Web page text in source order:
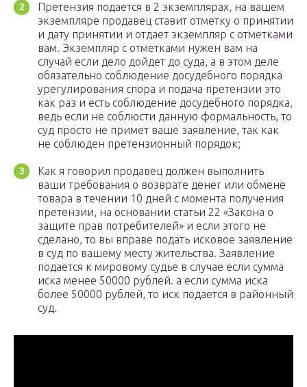
Претензия подается в 2 экземплярах, на вашем
экземпляре продавец ставит отметку о принятии
и дату принятии и отдает экземпляр с отметками
вам. Экземпляр с отметками нужен вам на
случай если дело дойдет до суда, а в этом деле
обязательно соблюдение досудебного порядка
урегулирования спора и подача претензии это
как раз и есть соблюдение досудебного порядка,
ведь если не соблюсти данную формальность, то
суд просто не примет ваше заявление, так как
не соблюден претензионный порядок;
Как я говорил продавец должен выполнить
ваши требования о возврате денег или обмене
товара в течении 10 дней с момента получения
претензии, на основании статьи 22 «Закона о
защите прав потребителей» и если этого не
сделано, то вы вправе подать исковое заявление
в суд по вашему месту жительства. Заявление
подается к мировому судье в случае если сумма
иска менее 50000 рублей. а если сумма иска
более 50000 рублей, то иск подается в районный
суд.